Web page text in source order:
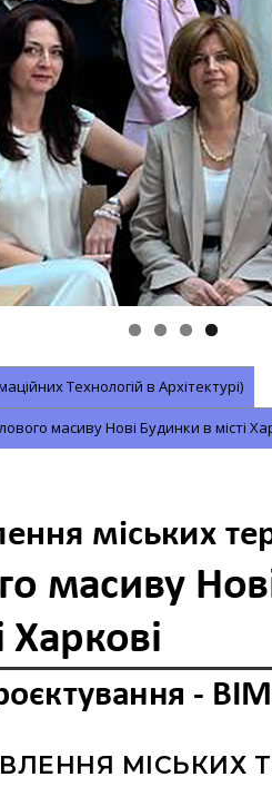
Технологій в Архітектурі)
масиву Нові Будинки в місті
МІСЬКИХ